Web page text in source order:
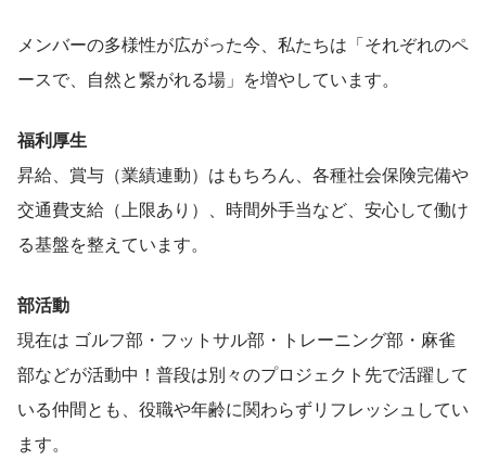
メンバーの多様性が広がった今、私たちは「それぞれのペ
ースで、自然と繋がれる場」を増やしています。
福利厚生
昇給、賞与（業績連動）はもちろん、各種社会保険完備や
交通費支給（上限あり）、時間外手当など、安心して働け
る基盤を整えています。
部活動
現在は ゴルフ部・フットサル部・トレーニング部・麻雀
部などが活動中！普段は別々のプロジェクト先で活躍して
いる仲間とも、役職や年齢に関わらずリフレッシュしてい
ます。